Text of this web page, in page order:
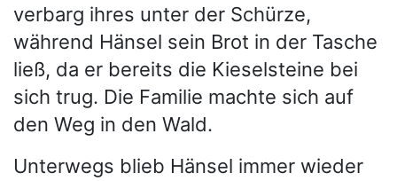
verbarg ihres unter der Schürze,
während Hänsel sein Brot in der Tasche
ließ, da er bereits die Kieselsteine bei
sich trug. Die Familie machte sich auf
den Weg in den Wald.
Unterwegs blieb Hänsel immer wieder